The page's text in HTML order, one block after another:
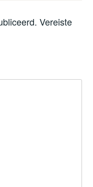
Vereiste